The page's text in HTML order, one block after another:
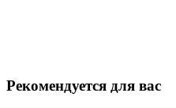
Рекомендуется для вас